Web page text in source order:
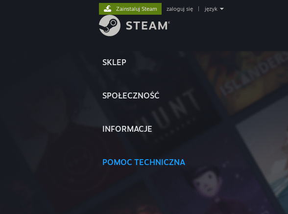
SKLEP
SPOŁECZNOŚĆ
INFORMACJE
POMOC TECHNICZNA
Zainstaluj Steam zaloguj się język